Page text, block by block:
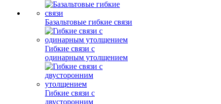
Базальтовые гибкие связи
Гибкие связи с
одинарным утолщением
Гибкие связи с
двусторонним